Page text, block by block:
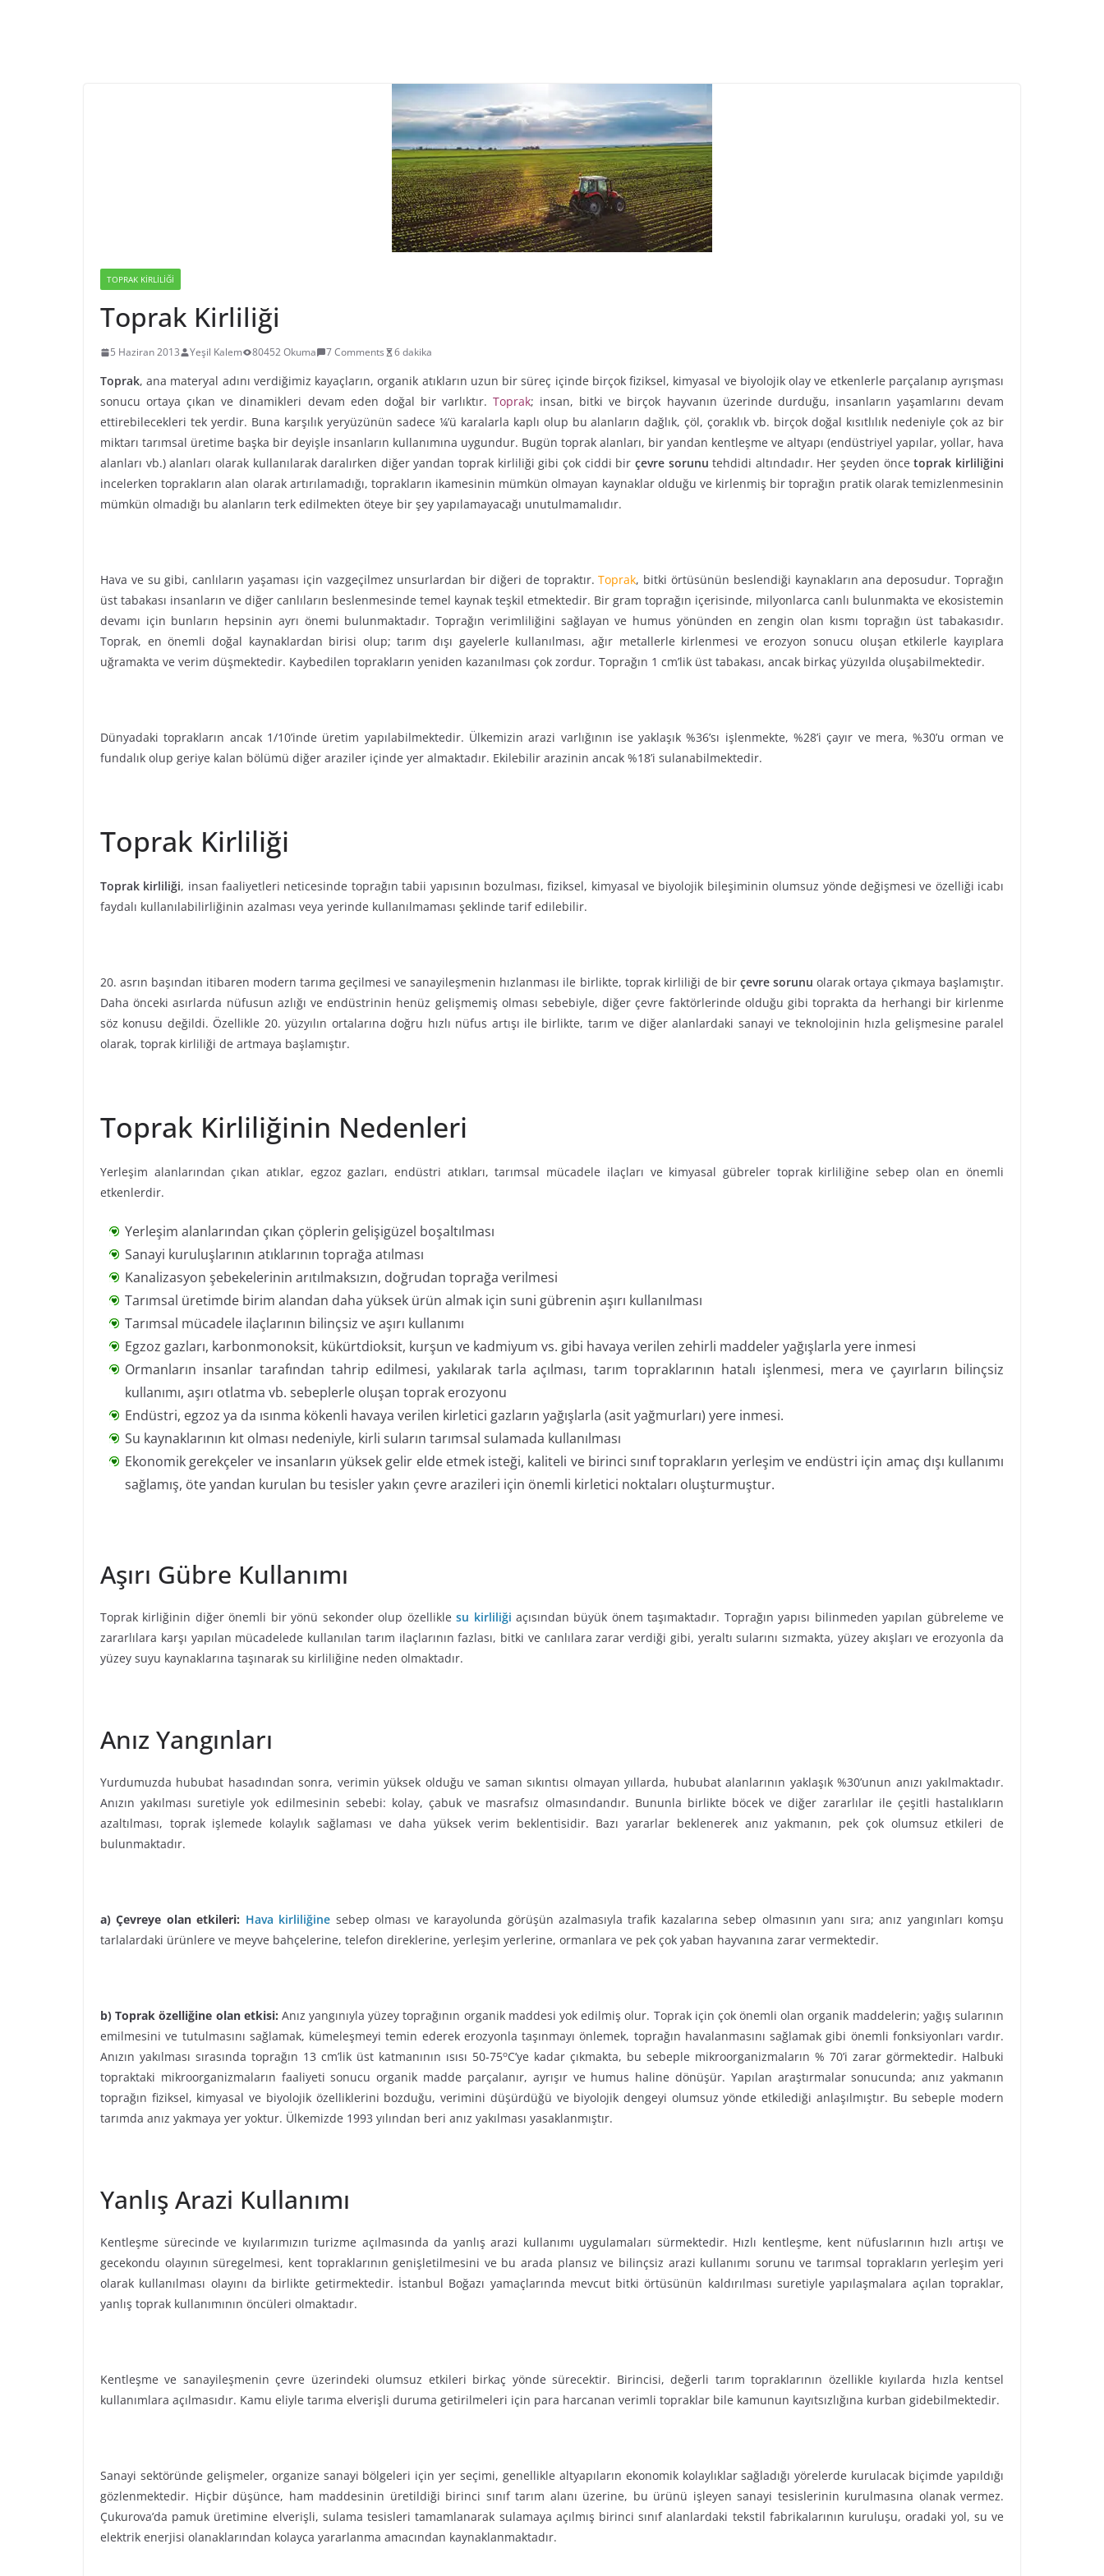
TOPRAK KIRLILIĞI
Toprak Kirliliği
5 Haziran 2013 Yeşil Kalem 80452 Okuma 7 Comments 6 dakika
Toprak, ana materyal adını verdiğimiz kayaçların, organik atıkların uzun bir süreç içinde birçok fiziksel, kimyasal ve biyolojik olay ve etkenlerle parçalanıp ayrışması
sonucu ortaya çıkan ve dinamikleri devam eden doğal bir varlıktır. Toprak; insan, bitki ve birçok hayvanın üzerinde durduğu, insanların yaşamlarını devam
ettirebilecekleri tek yerdir. Buna karşılık yeryüzünün sadece ¼’ü karalarla kaplı olup bu alanların dağlık, çöl, çoraklık vb. birçok doğal kısıtlılık nedeniyle çok az bir
miktarı tarımsal üretime başka bir deyişle insanların kullanımına uygundur. Bugün toprak alanları, bir yandan kentleşme ve altyapı (endüstriyel yapılar, yollar, hava
alanları vb.) alanları olarak kullanılarak daralırken diğer yandan toprak kirliliği gibi çok ciddi bir çevre sorunu tehdidi altındadır. Her şeyden öncetoprak kirliliğini
incelerken toprakların alan olarak artırılamadığı, toprakların ikamesinin mümkün olmayan kaynaklar olduğu ve kirlenmiş bir toprağın pratik olarak temizlenmesinin
mümkün olmadığı bu alanların terk edilmekten öteye bir şey yapılamayacağı unutulmamalıdır.
Hava ve su gibi, canlıların yaşaması için vazgeçilmez unsurlardan bir diğeri de topraktır.Toprak, bitki örtüsünün beslendiği kaynakların ana deposudur. Toprağın
üst tabakası insanların ve diğer canlıların beslenmesinde temel kaynak teşkil etmektedir. Bir gram toprağın içerisinde, milyonlarca canlı bulunmakta ve ekosistemin
devamı için bunların hepsinin ayrı önemi bulunmaktadır. Toprağın verimliliğini sağlayan ve humus yönünden en zengin olan kısmı toprağın üst tabakasıdır.
Toprak, en önemli doğal kaynaklardan birisi olup; tarım dışı gayelerle kullanılması, ağır metallerle kirlenmesi ve erozyon sonucu oluşan etkilerle kayıplara
uğramakta ve verim düşmektedir. Kaybedilen toprakların yeniden kazanılması çok zordur. Toprağın 1 cm’lik üst tabakası, ancak birkaç yüzyılda oluşabilmektedir.
Dünyadaki toprakların ancak 1/10’inde üretim yapılabilmektedir. Ülkemizin arazi varlığının ise yaklaşık %36’sı işlenmekte, %28’i çayır ve mera, %30’u orman ve
fundalık olup geriye kalan bölümü diğer araziler içinde yer almaktadır. Ekilebilir arazinin ancak %18’i sulanabilmektedir.
Toprak Kirliliği
Toprak kirliliği, insan faaliyetleri neticesinde toprağın tabii yapısının bozulması, fiziksel, kimyasal ve biyolojik bileşiminin olumsuz yönde değişmesi ve özelliği icabı
faydalı kullanılabilirliğinin azalması veya yerinde kullanılmaması şeklinde tarif edilebilir.
20. asrın başından itibaren modern tarıma geçilmesi ve sanayileşmenin hızlanması ile birlikte, toprak kirliliği de birçevre sorunu olarak ortaya çıkmaya başlamıştır.
Daha önceki asırlarda nüfusun azlığı ve endüstrinin henüz gelişmemiş olması sebebiyle, diğer çevre faktörlerinde olduğu gibi toprakta da herhangi bir kirlenme
söz konusu değildi. Özellikle 20. yüzyılın ortalarına doğru hızlı nüfus artışı ile birlikte, tarım ve diğer alanlardaki sanayi ve teknolojinin hızla gelişmesine paralel
olarak, toprak kirliliği de artmaya başlamıştır.
Toprak Kirliliğinin Nedenleri
Yerleşim alanlarından çıkan atıklar, egzoz gazları, endüstri atıkları, tarımsal mücadele ilaçları ve kimyasal gübreler toprak kirliliğine sebep olan en önemli
etkenlerdir.
Yerleşim alanlarından çıkan çöplerin gelişigüzel boşaltılması
Sanayi kuruluşlarının atıklarının toprağa atılması
Kanalizasyon şebekelerinin arıtılmaksızın, doğrudan toprağa verilmesi
Tarımsal üretimde birim alandan daha yüksek ürün almak için suni gübrenin aşırı kullanılması
Tarımsal mücadele ilaçlarının bilinçsiz ve aşırı kullanımı
Egzoz gazları, karbonmonoksit, kükürtdioksit, kurşun ve kadmiyum vs. gibi havaya verilen zehirli maddeler yağışlarla yere inmesi
Ormanların insanlar tarafından tahrip edilmesi, yakılarak tarla açılması, tarım topraklarının hatalı işlenmesi, mera ve çayırların bilinçsiz
kullanımı, aşırı otlatma vb. sebeplerle oluşan toprak erozyonu
Endüstri, egzoz ya da ısınma kökenli havaya verilen kirletici gazların yağışlarla (asit yağmurları) yere inmesi.
Su kaynaklarının kıt olması nedeniyle, kirli suların tarımsal sulamada kullanılması
Ekonomik gerekçeler ve insanların yüksek gelir elde etmek isteği, kaliteli ve birinci sınıf toprakların yerleşim ve endüstri için amaç dışı kullanımı
sağlamış, öte yandan kurulan bu tesisler yakın çevre arazileri için önemli kirletici noktaları oluşturmuştur.
Aşırı Gübre Kullanımı
Toprak kirliğinin diğer önemli bir yönü sekonder olup özelliklesu kirliliği açısından büyük önem taşımaktadır. Toprağın yapısı bilinmeden yapılan gübreleme ve
zararlılara karşı yapılan mücadelede kullanılan tarım ilaçlarının fazlası, bitki ve canlılara zarar verdiği gibi, yeraltı sularını sızmakta, yüzey akışları ve erozyonla da
yüzey suyu kaynaklarına taşınarak su kirliliğine neden olmaktadır.
Anız Yangınları
Yurdumuzda hububat hasadından sonra, verimin yüksek olduğu ve saman sıkıntısı olmayan yıllarda, hububat alanlarının yaklaşık %30’unun anızı yakılmaktadır.
Anızın yakılması suretiyle yok edilmesinin sebebi: kolay, çabuk ve masrafsız olmasındandır. Bununla birlikte böcek ve diğer zararlılar ile çeşitli hastalıkların
azaltılması, toprak işlemede kolaylık sağlaması ve daha yüksek verim beklentisidir. Bazı yararlar beklenerek anız yakmanın, pek çok olumsuz etkileri de
bulunmaktadır.
a) Çevreye olan etkileri: Hava kirliliğine sebep olması ve karayolunda görüşün azalmasıyla trafik kazalarına sebep olmasının yanı sıra; anız yangınları komşu
tarlalardaki ürünlere ve meyve bahçelerine, telefon direklerine, yerleşim yerlerine, ormanlara ve pek çok yaban hayvanına zarar vermektedir.
b) Toprak özelliğine olan etkisi: Anız yangınıyla yüzey toprağının organik maddesi yok edilmiş olur. Toprak için çok önemli olan organik maddelerin; yağış sularının
emilmesini ve tutulmasını sağlamak, kümeleşmeyi temin ederek erozyonla taşınmayı önlemek, toprağın havalanmasını sağlamak gibi önemli fonksiyonları vardır.
Anızın yakılması sırasında toprağın 13 cm’lik üst katmanının ısısı 50-75oC’ye kadar çıkmakta, bu sebeple mikroorganizmaların % 70’i zarar görmektedir. Halbuki
topraktaki mikroorganizmaların faaliyeti sonucu organik madde parçalanır, ayrışır ve humus haline dönüşür. Yapılan araştırmalar sonucunda; anız yakmanın
toprağın fiziksel, kimyasal ve biyolojik özelliklerini bozduğu, verimini düşürdüğü ve biyolojik dengeyi olumsuz yönde etkilediği anlaşılmıştır. Bu sebeple modern
tarımda anız yakmaya yer yoktur. Ülkemizde 1993 yılından beri anız yakılması yasaklanmıştır.
Yanlış Arazi Kullanımı
Kentleşme sürecinde ve kıyılarımızın turizme açılmasında da yanlış arazi kullanımı uygulamaları sürmektedir. Hızlı kentleşme, kent nüfuslarının hızlı artışı ve
gecekondu olayının süregelmesi, kent topraklarının genişletilmesini ve bu arada plansız ve bilinçsiz arazi kullanımı sorunu ve tarımsal toprakların yerleşim yeri
olarak kullanılması olayını da birlikte getirmektedir. İstanbul Boğazı yamaçlarında mevcut bitki örtüsünün kaldırılması suretiyle yapılaşmalara açılan topraklar,
yanlış toprak kullanımının öncüleri olmaktadır.
Kentleşme ve sanayileşmenin çevre üzerindeki olumsuz etkileri birkaç yönde sürecektir. Birincisi, değerli tarım topraklarının özellikle kıyılarda hızla kentsel
kullanımlara açılmasıdır. Kamu eliyle tarıma elverişli duruma getirilmeleri için para harcanan verimli topraklar bile kamunun kayıtsızlığına kurban gidebilmektedir.
Sanayi sektöründe gelişmeler, organize sanayi bölgeleri için yer seçimi, genellikle altyapıların ekonomik kolaylıklar sağladığı yörelerde kurulacak biçimde yapıldığı
gözlenmektedir. Hiçbir düşünce, ham maddesinin üretildiği birinci sınıf tarım alanı üzerine, bu ürünü işleyen sanayi tesislerinin kurulmasına olanak vermez.
Çukurova’da pamuk üretimine elverişli, sulama tesisleri tamamlanarak sulamaya açılmış birinci sınıf alanlardaki tekstil fabrikalarının kuruluşu, oradaki yol, su ve
elektrik enerjisi olanaklarından kolayca yararlanma amacından kaynaklanmaktadır.